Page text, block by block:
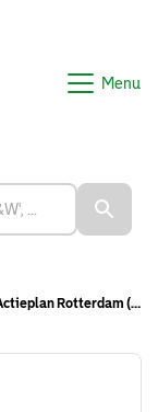
Menu
Rotterdam (KAR)